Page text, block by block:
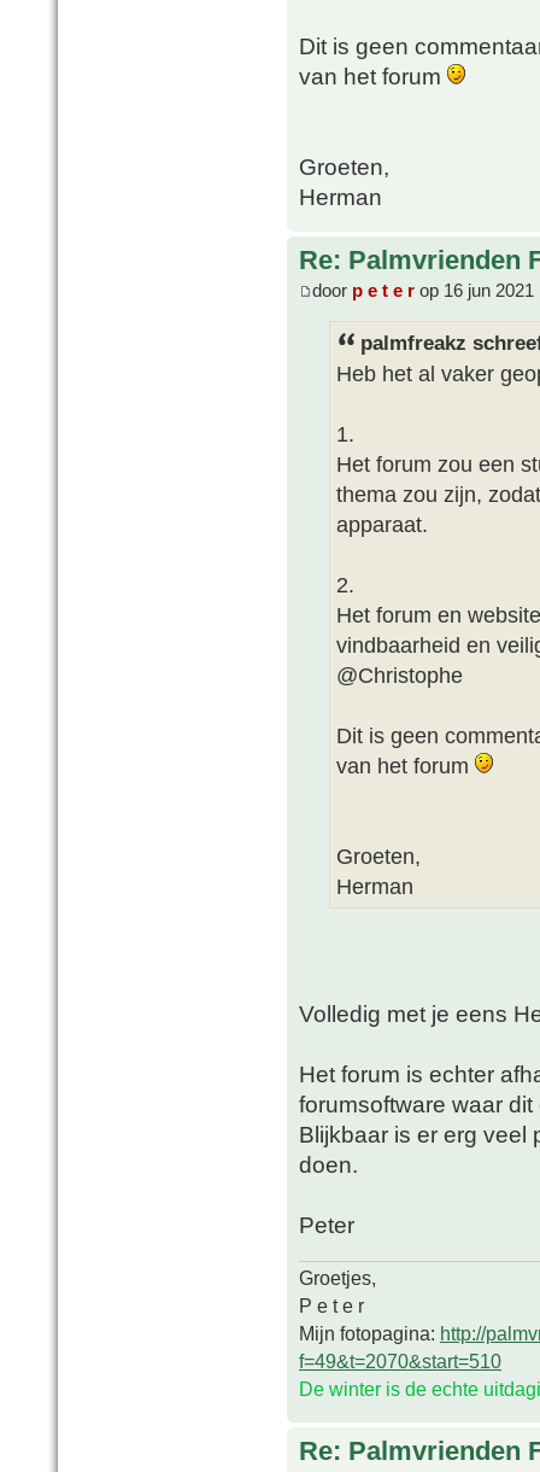
Dit is geen
van het forum
Groeten,
Herman
Re: Palmvrienden
door p e t e r op 16 jun 2021
palmfreakz
Heb het al vaker
1.
Het forum zou een
thema zou zijn,
apparaat.
2.
Het forum en
vindbaarheid en
@Christophe
Dit is geen
van het forum
Groeten,
Herman
Volledig met je eens
Het forum is echter
forumsoftware waar
Blijkbaar is er erg veel
doen.
Peter
Groetjes,
P e t e r
Mijn fotopagina: http://
f=49&t=2070&start=510
De winter is de echte
Re: Palmvrienden